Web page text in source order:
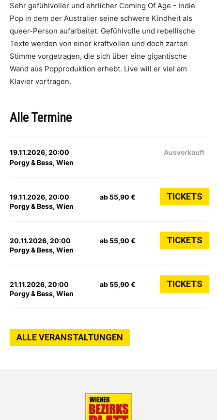
Sehr gefühlvoller und ehrlicher Coming Of Age - Indie
Pop in dem der Australier seine schwere Kindheit als
queer-Person aufarbeitet. Gefühlvolle und rebellische
Texte werden von einer kraftvollen und doch zarten
Stimme vorgetragen, die sich über eine gigantische
Wand aus Popproduktion erhebt. Live will er viel am
Klavier vortragen.
Alle Termine
19.11.2026, 20:00
Porgy & Bess, Wien
Ausverkauft
19.11.2026, 20:00
Porgy & Bess, Wien
ab 55,90 € TICKETS
20.11.2026, 20:00
Porgy & Bess, Wien
ab 55,90 € TICKETS
21.11.2026, 20:00
Porgy & Bess, Wien
ab 55,90 € TICKETS
ALLE VERANSTALTUNGEN